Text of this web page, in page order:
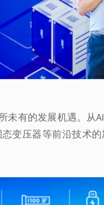
未有的发展机遇。从AI